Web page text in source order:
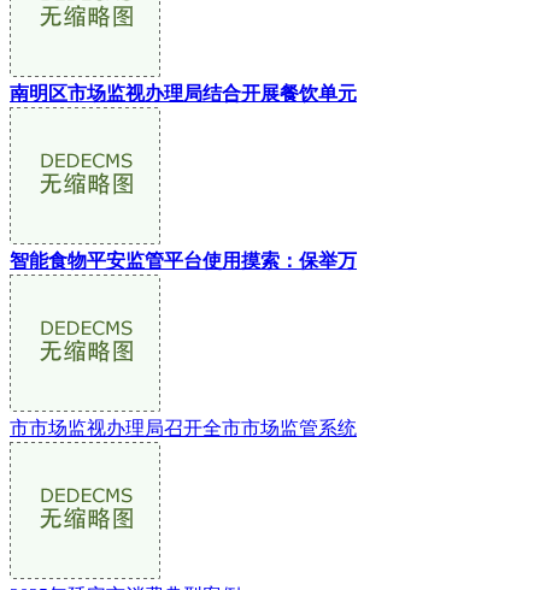
南明区市场监视办理局结合开展餐饮单元
智能食物平安监管平台使用摸索：保举万
市市场监视办理局召开全市市场监管系统